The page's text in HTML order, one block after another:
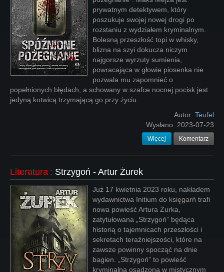
prywatnym detektywem, który
poszukuje swojej nowej drogi po
rozstaniu z wydziałem kryminalnym.
Bolesną przeszłość topi w whisky,
blizna na szyi dokucza niczym
najgorsze wyrzuty sumienia,
powracająca w głowie piosenka nie
pozwala mu zapomnieć o
popełnionych błędach, a schowany w szafce nocnej pocisk jest
jedyną kotwicą trzymającą go przy życiu.
Autor: Teufel
Wysłano: 2023-07-23
Więcej Komentarz
Literatura : Strzygoń - Artur Żurek
Już 17 kwietnia 2023 roku, nakładem
wydawnictwa Initium do księgarń trafi
nowa powieść Artura Żurka,
zatytułowana „Strzygoń” będąca
historią o tajemnicach przeszłości i
sekretach teraźniejszości, które na
zawsze powinny spocząć na dnie
bagien. „Strzygoń” to powieść
kryminalna osadzona w mistycznym